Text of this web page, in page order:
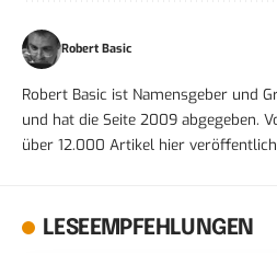
Robert Basic
Robert Basic ist Namensgeber und
und hat die Seite 2009 abgegeben.
über 12.000 Artikel hier
LESEEMPFEHLUNGEN